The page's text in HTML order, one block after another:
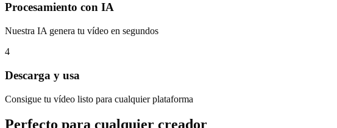
Procesamiento con IA
Nuestra IA genera tu vídeo en segundos
4
Descarga y usa
Consigue tu vídeo listo para cualquier plataforma
Perfecto para cualquier creador